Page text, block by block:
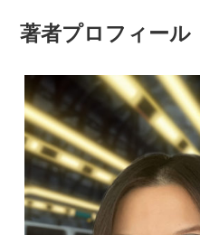
著者プロフィール